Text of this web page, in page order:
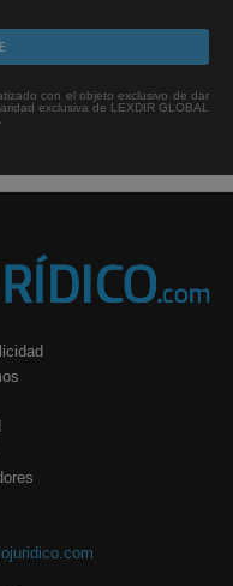
con el objeto exclusivo de dar
exclusiva de LEXDIR GLOBAL